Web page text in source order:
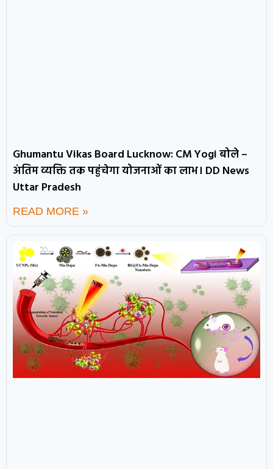
Ghumantu Vikas Board Lucknow: CM Yogi बोले –
अंतिम व्यक्ति तक पहुंचेगा योजनाओं का लाभ। DD News
Uttar Pradesh
READ MORE »